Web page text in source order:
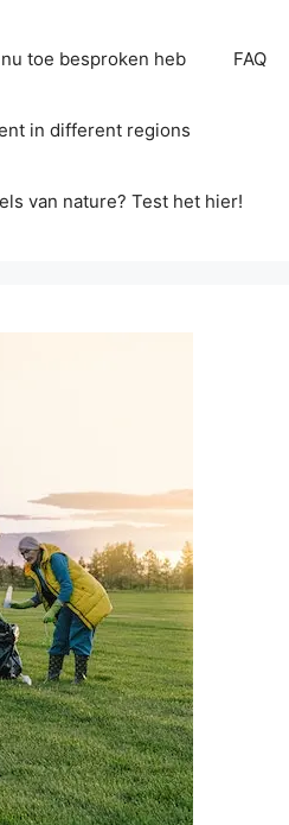
toe besproken heb FAQ
in different regions
van nature? Test het hier!